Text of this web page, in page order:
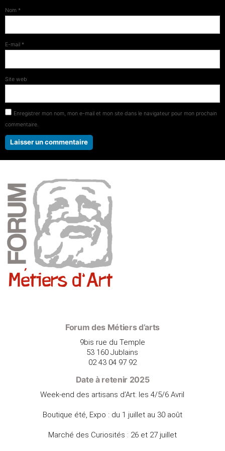
Nom *
E-mail *
Site web
Enregistrer mon nom, mon e-mail et mon site dans le navigateur pour mon prochain
commentaire.
Forum des Métiers d’arts
9bis rue du Temple
53 160 Jublains
02 43 04 97 92
Date à retenir 2025
Week-end des artisans d’Art: les 4/5/6 Avril
Boutique été, Expo : du 1 juillet au 30 août
Marché des Curiosités : 26 et 27 juillet